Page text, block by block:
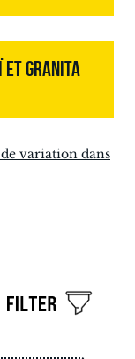
ET GRANITA
variation dans